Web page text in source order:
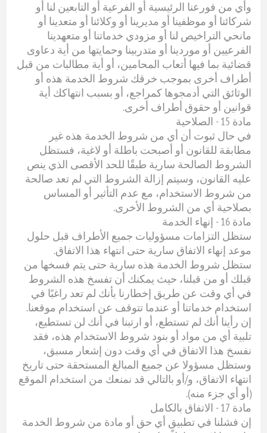
وأي من فورعنا الرئيسية أو الفرعية أو التابعين لنا أو
شركائنا أو موظفينا أو مديرينا أو وكلائنا أو متعدينا أو
مانحي التراخيص لنا أو مزودي خدماتنا أو متعهدينا
الفرعيين أو موردينا أو متدربينا وحمايتها من أية دعاوى
قضائية بما فيها أتعاب المحامين، أو أية مطالبات من قبل
أطراف أخرى بموجب خرقك شروط الخدمة هذه أو
الوثائق التي أدمجوها كمراجع، أو بسبب انتهاكك أية
قوانين أو حقوق أطراف أخرى.
مادة 15 - الصلاحية
في حال ثبوت أن أي من شروط الخدمة هذه غير
مطابقة للقانون أو أصبحت باطلة أو لاغية، فستظل
الشروط الصالحة سارية طبقًا للحد الأقصى الذي ينص
عليه القانون، وسيتم إزالة الشروط التي لم تعد صالحة
من شروط الاستخدام، مع عدم التأثير أو المساس
بصلاحية أي من الشروط الأخرى.
مادة 16 - إنهاء الخدمة
ستظل التزامات مسؤوليات جميع الأطراف قبل حلول
موعد إنهاء الاتفاق سارية حتى انتهاء هذا الاتفاق.
ستظل شروط الخدمة هذه سارية حتى يتم فسخها من
قبلك أو من قبلنا، حيث يمكنك أن تفسخ هذه الشروط
في أي وقت عن طريق إخطارنا بأنك لم تعد راغبًا في
استخدام خدماتنا أو عندما تتوقف عن استخدام موقعنا.
إن رأينا أنك لم تستطع، أو ارتبنا في أنك لن تستطيع،
تلبية أي من مواد أو بنود شروط الاستخدام هذه، فقد
نفسخ هذا الاتفاق في أي وقت دون إشعار مسبق،
وستظل مسؤولا عن جميع المبالغ المستحقة حتى تاريخ
انتهاء الاتفاق، و/أو بالتالي قد نمنعك من استخدام الموقع
(أو أي جزء منه).
مادة 17 - الاتفاق بالكامل
إن فشلنا في تطبيق أي حق أو مادة من شروط الخدمة